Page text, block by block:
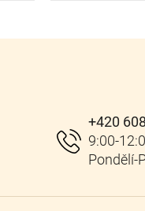
+420